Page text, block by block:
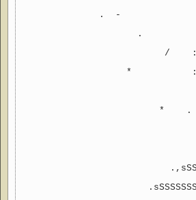
.  -
.
/
*
*    .